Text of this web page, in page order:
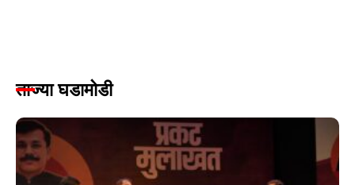
ताज्या घडामोडी